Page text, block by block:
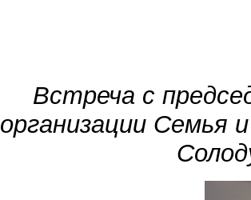
Встреча с
организации Семья